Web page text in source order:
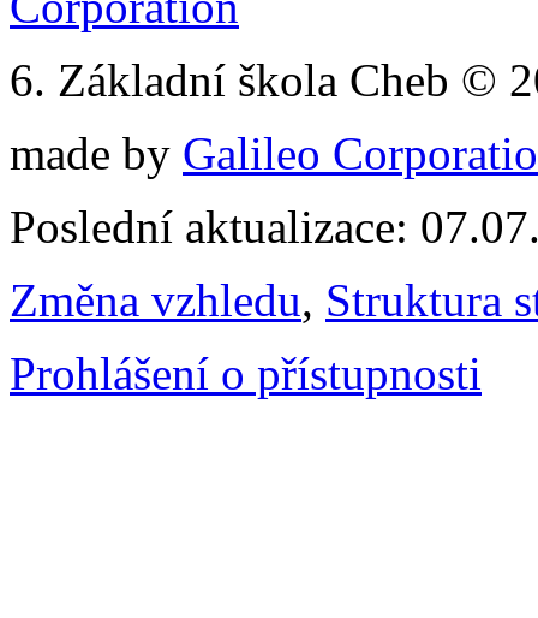
6. Základní škola Cheb ©
made by Galileo
Poslední aktualizace:
Změna vzhledu, Struktura
Prohlášení o přístupnosti